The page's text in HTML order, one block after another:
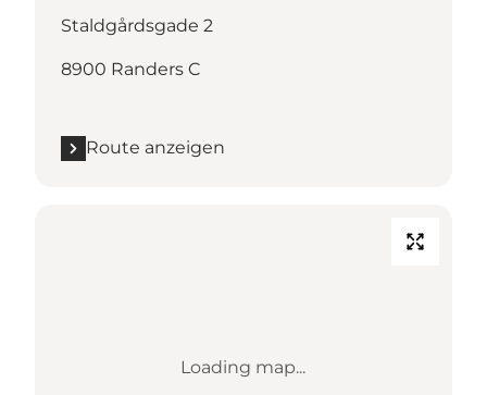
Staldgårdsgade 2
8900 Randers C
Route anzeigen
Loading map...